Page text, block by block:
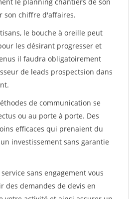
son chiffre d'affaires.
le bouche à oreille peut
les désirant progresser et
il faudra obligatoirement
de leads prospectsion dans
de communication se
ou au porte à porte. Des
efficaces qui prenaient du
investissement sans garantie
sans engagement vous
des demandes de devis en